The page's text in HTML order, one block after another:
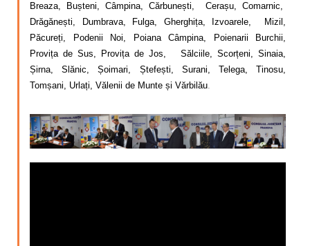
Breaza, Bușteni, Câmpina, Cărbunești, Cerașu, Comarnic,
Drăgănești, Dumbrava, Fulga, Gherghița, Izvoarele, Mizil,
Păcureți, Podenii Noi, Poiana Câmpina, Poienarii Burchii,
Provița de Sus, Provița de Jos, Sălciile, Scorțeni, Sinaia,
Șirna, Slănic, Șoimari, Ștefești, Surani, Telega, Tinosu,
Tomșani, Urlați, Vălenii de Munte și Vărbilău.